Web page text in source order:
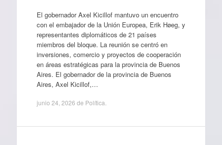
El gobernador Axel Kicillof mantuvo un encuentro
con el embajador de la Unión Europea, Erik Høeg, y
representantes diplomáticos de 21 países
miembros del bloque. La reunión se centró en
inversiones, comercio y proyectos de cooperación
en áreas estratégicas para la provincia de Buenos
Aires. El gobernador de la provincia de Buenos
Aires, Axel Kicillof,…
junio 24, 2026 de Política